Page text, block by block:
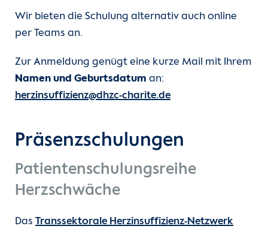
Wir bieten die Schulung alternativ auch online
per Teams an.
Zur Anmeldung genügt eine kurze Mail mit Ihrem
Namen und Geburtsdatum an:
herzinsuffizienz@dhzc-charite.de
Präsenzschulungen
Patientenschulungsreihe
Herzschwäche
Das Transsektorale Herzinsuffizienz-Netzwerk